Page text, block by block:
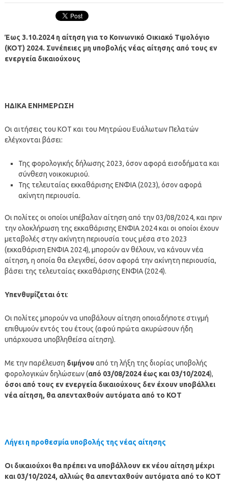
Έως 3.10.2024 η αίτηση για το Κοινωνικό Οικιακό Τιμολόγιο
(ΚΟΤ) 2024. Συνέπειες μη υποβολής νέας αίτησης από τους εν
ενεργεία δικαιούχους
ΗΔΙΚΑ ΕΝΗΜΕΡΩΣΗ
Οι αιτήσεις του ΚΟΤ και του Μητρώου Ευάλωτων Πελατών
ελέγχονται βάσει:
Της φορολογικής δήλωσης 2023, όσον αφορά εισοδήματα και
σύνθεση νοικοκυριού.
Της τελευταίας εκκαθάρισης ΕΝΦΙΑ (2023), όσον αφορά
ακίνητη περιουσία.
Οι πολίτες οι οποίοι υπέβαλαν αίτηση από την 03/08/2024, και πριν
την ολοκλήρωση της εκκαθάρισης ΕΝΦΙΑ 2024 και οι οποίοι έχουν
μεταβολές στην ακίνητη περιουσία τους μέσα στο 2023
(εκκαθάριση ΕΝΦΙΑ 2024), μπορούν αν θέλουν, να κάνουν νέα
αίτηση, η οποία θα ελεγχθεί, όσον αφορά την ακίνητη περιουσία,
βάσει της τελευταίας εκκαθάρισης ΕΝΦΙΑ (2024).
Υπενθυμίζεται ότι:
Οι πολίτες μπορούν να υποβάλουν αίτηση οποιαδήποτε στιγμή
επιθυμούν εντός του έτους (αφού πρώτα ακυρώσουν ήδη
υπάρχουσα υποβληθείσα αίτηση).
Με την παρέλευση διμήνουαπό τη λήξη της διορίας υποβολής
φορολογικών δηλώσεων (από 03/08/2024 έως και 03/10/2024),
όσοι από τους εν ενεργεία δικαιούχους δεν έχουν υποβάλλει
νέα αίτηση, θα απενταχθούν αυτόματα από το ΚΟΤ
Λήγει η προθεσμία υποβολής της νέας αίτησης
Oι δικαιούχοι θα πρέπει να υποβάλλουν εκ νέου αίτηση μέχρι
και 03/10/2024, αλλιώς θα απενταχθούν αυτόματα από το ΚΟΤ